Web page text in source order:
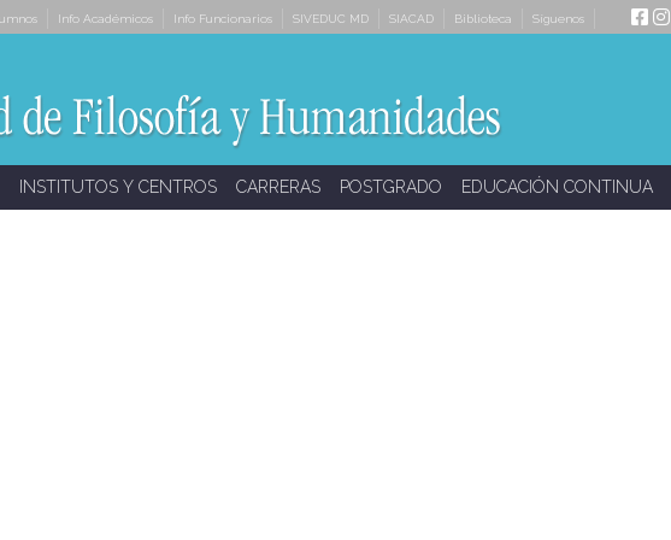
Info Académicos Info Funcionarios SIVEDUC MD SIACAD Biblioteca Síguenos
INSTITUTOS Y CENTROS CARRERAS POSTGRADO EDUCACIÓN CONTINUA